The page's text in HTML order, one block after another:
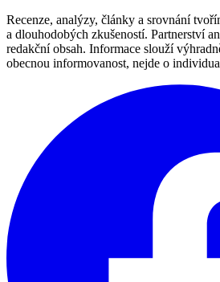
Recenze, analýzy, články a srovnání
a dlouhodobých zkušeností. Partnerství
redakční obsah. Informace slouží
obecnou informovanost, nejde o